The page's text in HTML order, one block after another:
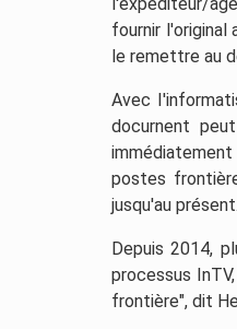
fournir l'original
le remettre au
Avec
docurnent
postes
jusqu'au présent.
Depuis 2014,
processus
frontière", dit